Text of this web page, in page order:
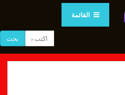
القائمة
بحث